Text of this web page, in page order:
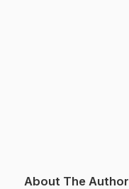
About The Author